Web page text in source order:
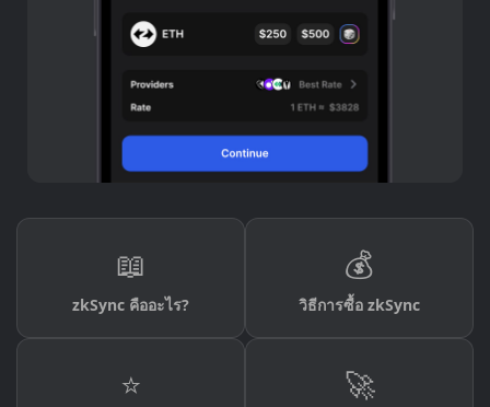
📖
zkSync คืออะไร?
💰
วิธีการซื้อ zkSync
⭐ 🚀